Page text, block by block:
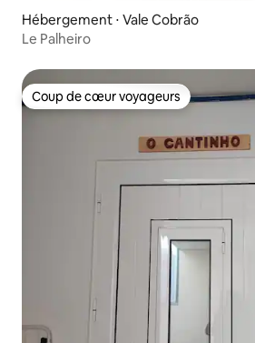
Hébergement ⋅ Vale Cobrão
Le Palheiro
Coup de cœur voyageurs
Coup de cœur voyageurs